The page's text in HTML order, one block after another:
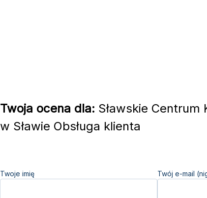
Twoja ocena dla: Sławskie
w Sławie Obsługa klienta
Twoje imię Twój e-mail